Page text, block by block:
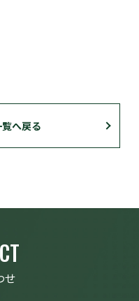
へ戻る
せ